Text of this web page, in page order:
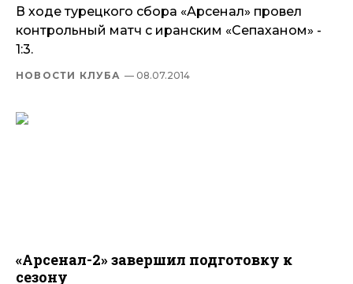
В ходе турецкого сбора «Арсенал» провел
контрольный матч с иранским «Сепаханом» -
1:3.
НОВОСТИ КЛУБА — 08.07.2014
«Арсенал-2» завершил подготовку к
сезону